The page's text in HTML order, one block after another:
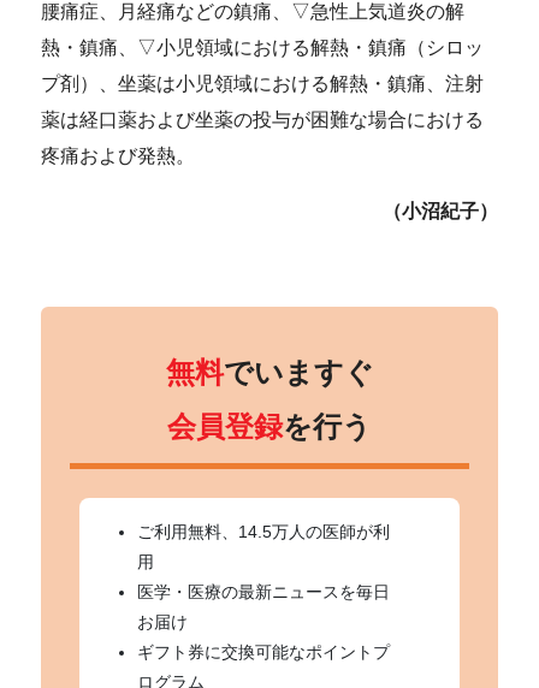
腰痛症、月経痛などの鎮痛、▽急性上気道炎の解
熱・鎮痛、▽小児領域における解熱・鎮痛（シロッ
プ剤）、坐薬は小児領域における解熱・鎮痛、注射
薬は経口薬および坐薬の投与が困難な場合における
疼痛および発熱。
（小沼紀子）
無料でいますぐ
会員登録を行う
ご利用無料、14.5万人の医師が利
用
医学・医療の最新ニュースを毎日
お届け
ギフト券に交換可能なポイントプ
ログラム